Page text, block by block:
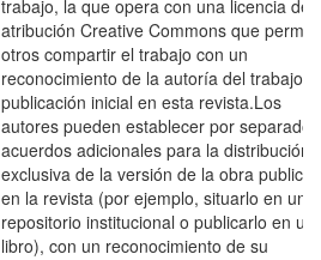
trabajo, la que opera con una licencia de
atribución Creative Commons que
otros compartir el trabajo con un
reconocimiento de la autoría del trabajo y
publicación inicial en esta revista.Los
autores pueden establecer por separado
acuerdos adicionales para la distribución
exclusiva de la versión de la obra
en la revista (por ejemplo, situarlo en un
repositorio institucional o publicarlo en un
libro), con un reconocimiento de su